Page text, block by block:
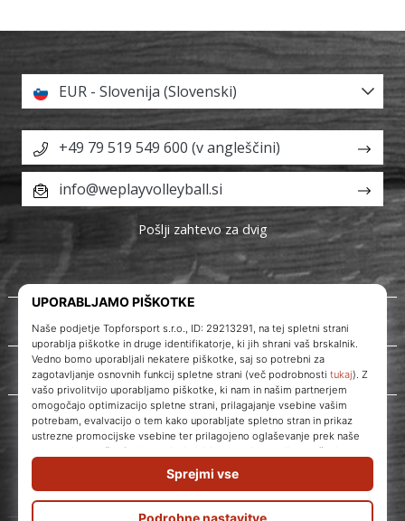
WePlayVolleyball.si
O nas
Storitve za stranke
EUR - Slovenija (Slovenski)
+49 79 519 549 600 (v angleščini)
info@weplayvolleyball.si
Pošlji zahtevo za dvig